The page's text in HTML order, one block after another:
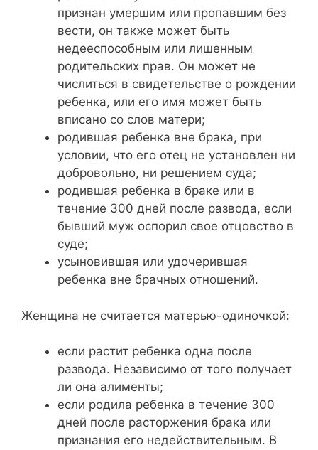
признан умершим или пропавшим без
вести, он также может быть
недееспособным или лишенным
родительских прав. Он может не
числиться в свидетельстве о рождении
ребенка, или его имя может быть
вписано со слов матери;
родившая ребенка вне брака, при
условии, что его отец не установлен ни
добровольно, ни решением суда;
родившая ребенка в браке или в
течение 300 дней после развода, если
бывший муж оспорил свое отцовство в
суде;
усыновившая или удочерившая
ребенка вне брачных отношений.
Женщина не считается матерью-одиночкой:
если растит ребенка одна после
развода. Независимо от того получает
ли она алименты;
если родила ребенка в течение 300
дней после расторжения брака или
признания его недействительным. В